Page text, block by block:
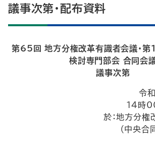
議事次第・配布資料
第65回 地方分権改革有識者会議・
検討専門部会 合同会
議事次第
令
14時
於：地方分権
（中央合